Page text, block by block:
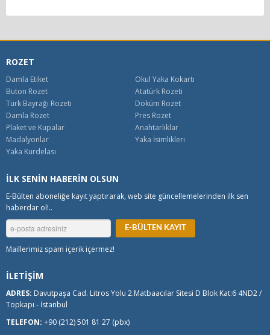
ROZET
Damla Etiket
Okul Yaka Kokartı
Buton Rozet
Atatürk Rozeti
Türk Bayrağı Rozeti
Döküm Rozet
Damla Rozet
Pres Rozet
Plaket ve Kupalar
Anahtarlıklar
Madalyonlar
Yaka İsimlikleri
Yaka Kurdelası
İLK SENİN HABERİN OLSUN
E-Bülten aboneliğe kayıt yaptırarak, web site güncellemelerinden ilk sen
haberdar ol!..
Maillerimiz spam içerik içermez!
İLETİŞİM
ADRES: Davutpaşa Cad. Litros Yolu 2.Matbaacılar Sitesi D Blok Kat:6 4ND2 /
Topkapı - İstanbul
TELEFON: +90 (212) 501 81 27 (pbx)